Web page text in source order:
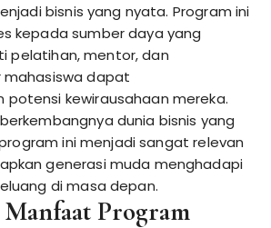
bisnis yang nyata. Program ini
kepada sumber daya yang
pelatihan, mentor, dan
dapat
potensi kewirausahaan mereka.
dunia bisnis yang
ini menjadi sangat relevan
generasi muda menghadapi
di masa depan.
Program